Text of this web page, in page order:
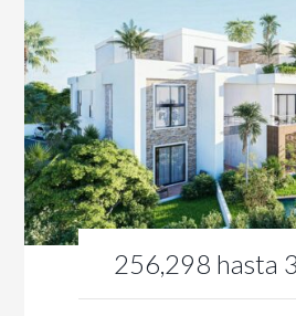
256,298 hasta